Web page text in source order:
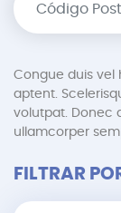
Congue duis vel
aptent.
volutpat. Donec
ullamcorper
FILTRAR